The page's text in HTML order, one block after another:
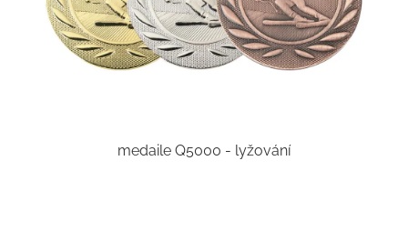
medaile Q5000 - lyžování